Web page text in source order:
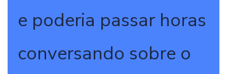
e poderia passar horas
conversando sobre o